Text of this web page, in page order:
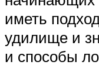
иметь
удилище и
и способы